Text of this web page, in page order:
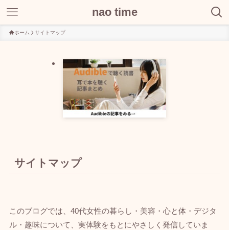
nao time
ホーム サイトマップ
サイトマップ
このブログでは、40代女性の暮らし・美容・心と体・デジタ
ル・趣味について、実体験をもとにやさしく発信していま